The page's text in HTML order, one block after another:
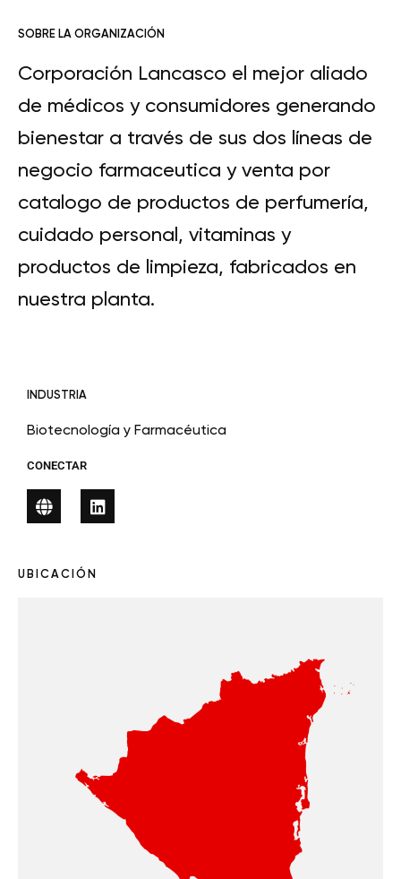
SOBRE LA ORGANIZACIÓN
Corporación Lancasco el mejor aliado
de médicos y consumidores generando
bienestar a través de sus dos líneas de
negocio farmaceutica y venta por
catalogo de productos de perfumería,
cuidado personal, vitaminas y
productos de limpieza, fabricados en
nuestra planta.
INDUSTRIA
Biotecnología y Farmacéutica
CONECTAR
UBICACIÓN